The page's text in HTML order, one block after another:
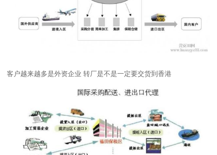
客户越来越多是外资企业 转厂是不是一定要交货到香港